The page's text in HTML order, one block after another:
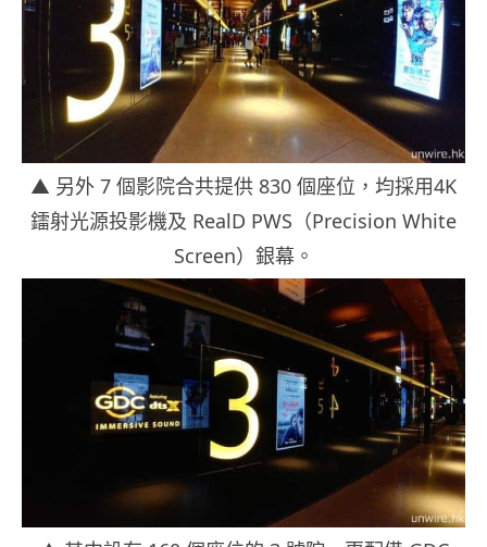
▲ 另外 7 個影院合共提供 830 個座位，均採用4K
鐳射光源投影機及 RealD PWS（Precision White
Screen）銀幕。